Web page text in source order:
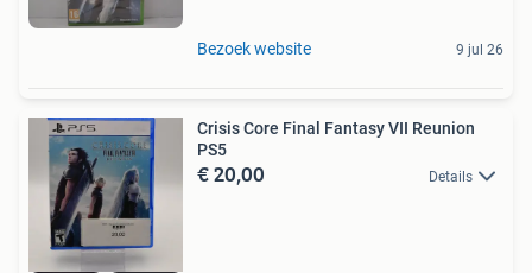
Bezoek website 9 jul 26
Crisis Core Final Fantasy VII Reunion
PS5
€ 20,00 Details